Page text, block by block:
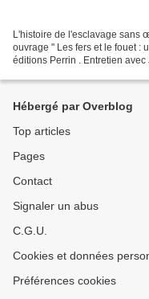
L'histoire de l'esclavage sans
ouvrage " Les fers et le fouet :
éditions Perrin . Entretien
une-histoire-raisonnee-de-l-
Hébergé par Overblog
Top articles
Pages
Contact
Signaler un abus
C.G.U.
Cookies et données
Préférences cookies